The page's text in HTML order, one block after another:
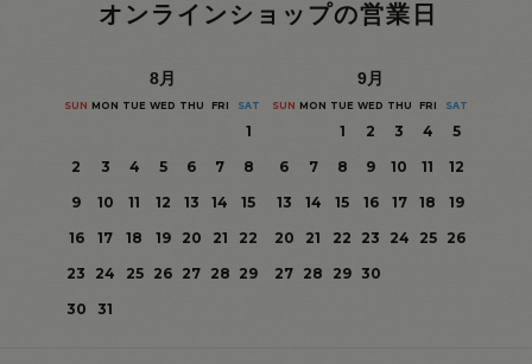
オンラインショップの営業日
8月
SUN MON TUE WED THU FRI SAT
1
2
3 4 5 6 7
8
9
10 11 12 13 14
15
16
17 18 19 20 21
22
23
24 25 26 27 28 29
30
31
9月
SUN MON TUE WED THU FRI SAT
1 2 3 4
5
6
7 8 9 10 11
12
13
14 15 16 17 18
19
20
21 22 23 24 25
26
27 28 29 30